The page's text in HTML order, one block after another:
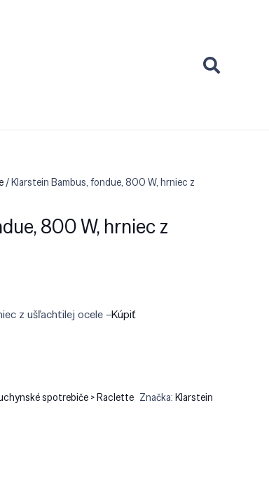
/ Klarstein Bambus, fondue, 800 W, hrniec z
800 W, hrniec z
z ušľachtilej ocele –Kúpiť
spotrebiče > Raclette Značka: Klarstein